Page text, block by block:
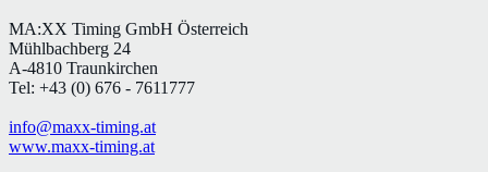
MA:XX Timing GmbH Österreich
Mühlbachberg 24
A-4810 Traunkirchen
Tel: +43 (0) 676 - 7611777
info@maxx-timing.at
www.maxx-timing.at